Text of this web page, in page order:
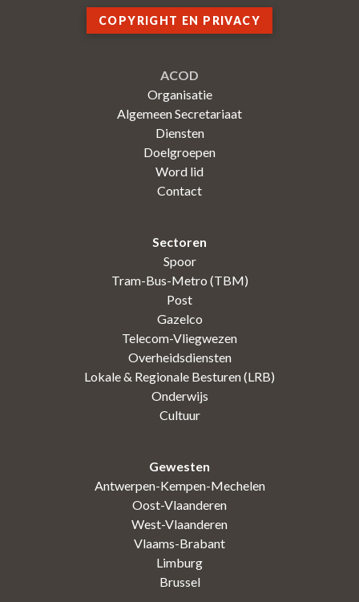
COPYRIGHT EN PRIVACY
ACOD
Organisatie
Algemeen Secretariaat
Diensten
Doelgroepen
Word lid
Contact
Sectoren
Spoor
Tram-Bus-Metro (TBM)
Post
Gazelco
Telecom-Vliegwezen
Overheidsdiensten
Lokale & Regionale Besturen (LRB)
Onderwijs
Cultuur
Gewesten
Antwerpen-Kempen-Mechelen
Oost-Vlaanderen
West-Vlaanderen
Vlaams-Brabant
Limburg
Brussel